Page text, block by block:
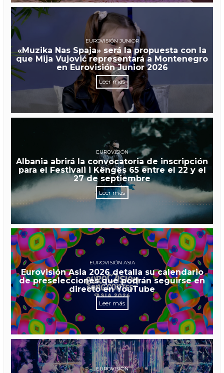
EUROVISIÓN JUNIOR
«Muzika Nas Spaja» será la propuesta con la
que Mija Vujović representará a Montenegro
en Eurovisión Junior 2026
Leer más
EUROVISIÓN
Albania abrirá la convocatoria de inscripción
para el Festivali i Këngës 65 entre el 22 y el
27 de septiembre
Leer más
EUROVISIÓN ASIA
Eurovisión Asia 2026 detalla su calendario
de preselecciones que podrán seguirse en
directo en YouTube
Leer más
EUROVISIÓN